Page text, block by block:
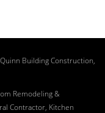
Building Construction,
Remodeling &
Contractor, Kitchen